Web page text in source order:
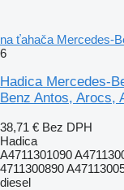
na ťahača Mercedes-
6
Hadica Mercedes-
Benz Antos, Arocs,
38,71 € Bez DPH
Hadica
A4711301090
4711300890
diesel